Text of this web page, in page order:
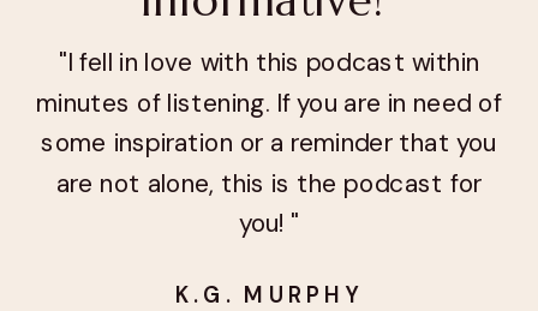
K.G. MURPHY
"I fell in love with this podcast within
minutes of listening. If you are in need of
some inspiration or a reminder that you
are not alone, this is the podcast for
you! "